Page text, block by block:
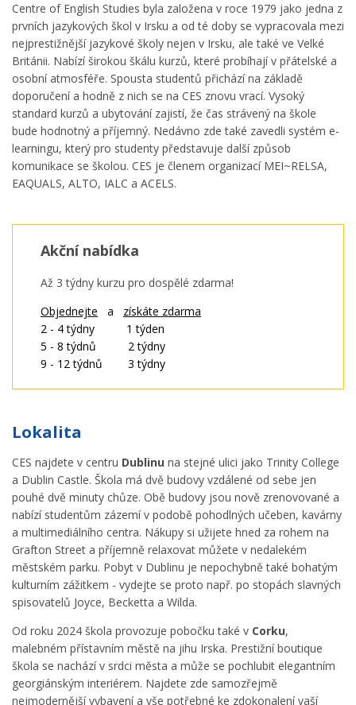
Centre of English Studies byla založena v roce 1979 jako jedna z
prvních jazykových škol v Irsku a od té doby se vypracovala mezi
nejprestižnější jazykové školy nejen v Irsku, ale také ve Velké
Británii. Nabízí širokou škálu kurzů, které probíhají v přátelské a
osobní atmosféře. Spousta studentů přichází na základě
doporučení a hodně z nich se na CES znovu vrací. Vysoký
standard kurzů a ubytování zajistí, že čas strávený na škole
bude hodnotný a příjemný. Nedávno zde také zavedli systém e-
learningu, který pro studenty představuje další způsob
komunikace se školou. CES je členem organizací MEI~RELSA,
EAQUALS, ALTO, IALC a ACELS.
Akční nabídka
Až 3 týdny kurzu pro dospělé zdarma!
Objednejte a získáte zdarma
2 - 4 týdny 1 týden
5 - 8 týdnů 2 týdny
9 - 12 týdnů 3 týdny
Lokalita
CES najdete v centru Dublinu na stejné ulici jako Trinity College
a Dublin Castle. Škola má dvě budovy vzdálené od sebe jen
pouhé dvě minuty chůze. Obě budovy jsou nově zrenovované a
nabízí studentům zázemí v podobě pohodlných učeben, kavárny
a multimediálního centra. Nákupy si užijete hned za rohem na
Grafton Street a příjemně relaxovat můžete v nedalekém
městském parku. Pobyt v Dublinu je nepochybně také bohatým
kulturním zážitkem - vydejte se proto např. po stopách slavných
spisovatelů Joyce, Becketta a Wilda.
Od roku 2024 škola provozuje pobočku také v Corku,
malebném přístavním městě na jihu Irska. Prestižní boutique
škola se nachází v srdci města a může se pochlubit elegantním
georgiánským interiérem. Najdete zde samozřejmě
nejmodernější vybavení a vše potřebné ke zdokonalení vaší